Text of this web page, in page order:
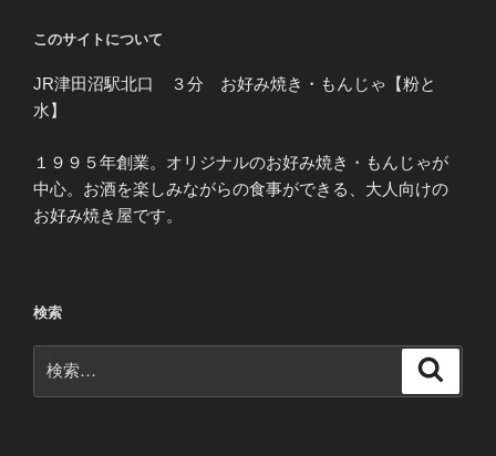
このサイトについて
JR津田沼駅北口 ３分 お好み焼き・もんじゃ【粉と
水】
１９９５年創業。オリジナルのお好み焼き・もんじゃが
中心。お酒を楽しみながらの食事ができる、大人向けの
お好み焼き屋です。
検索
索: